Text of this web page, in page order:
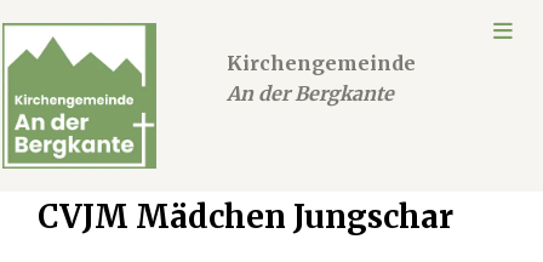
Kirchengemeinde
An der Bergkante
CVJM Mädchen Jungschar